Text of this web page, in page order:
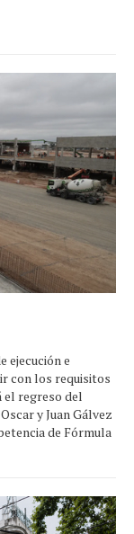
ejecución e
con los requisitos
regreso del
y Juan Gálvez
de Fórmula